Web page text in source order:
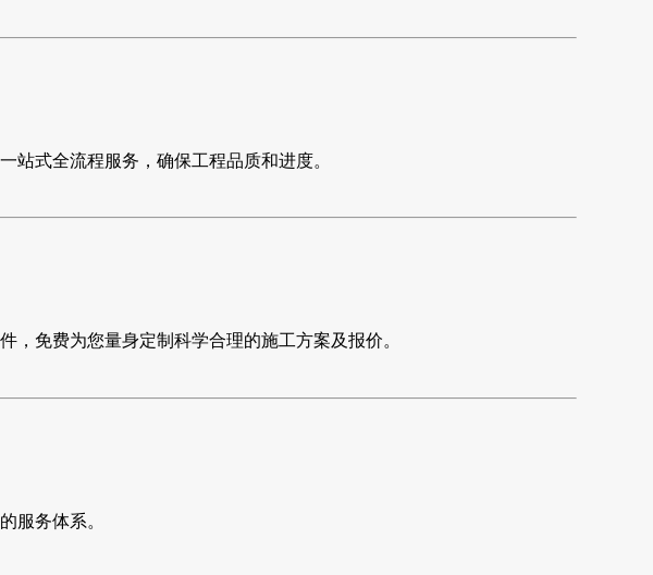
站式全流程服务，确保工程品质和进度。
免费为您量身定制科学合理的施工方案及报价。
服务体系。